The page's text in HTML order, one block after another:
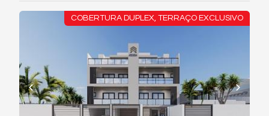
COBERTURA DUPLEX, TERRAÇO EXCLUSIVO